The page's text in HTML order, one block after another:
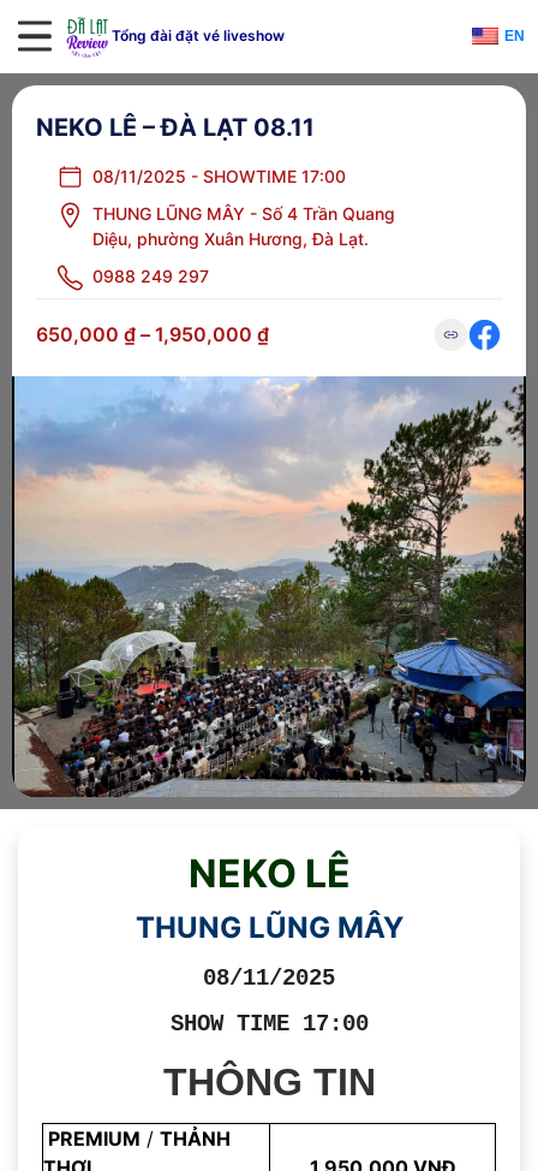
Tổng đài đặt vé liveshow EN
NEKO LÊ – ĐÀ LẠT 08.11
08/11/2025 - SHOWTIME 17:00
THUNG LŨNG MÂY - Số 4 Trần Quang
Diệu, phường Xuân Hương, Đà Lạt.
0988 249 297
650,000 ₫ – 1,950,000 ₫
NEKO LÊ
THUNG LŨNG MÂY
08/11/2025
SHOW TIME 17:00
THÔNG TIN
PREMIUM / THẢNH